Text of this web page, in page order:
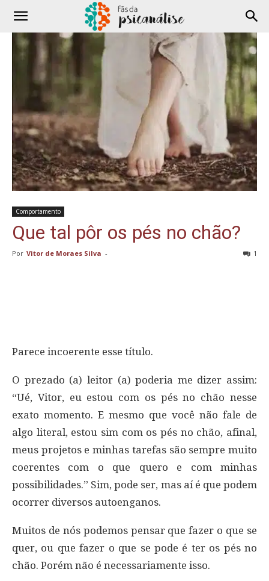
Comportamento
Que tal pôr os pés no chão?
Por Vitor de Moraes Silva - 1
Parece incoerente esse título.
O prezado (a) leitor (a) poderia me dizer assim:
“Ué, Vitor, eu estou com os pés no chão nesse
exato momento. E mesmo que você não fale de
algo literal, estou sim com os pés no chão, afinal,
meus projetos e minhas tarefas são sempre muito
coerentes com o que quero e com minhas
possibilidades.” Sim, pode ser, mas aí é que podem
ocorrer diversos autoenganos.
Muitos de nós podemos pensar que fazer o que se
quer, ou que fazer o que se pode é ter os pés no
chão. Porém não é necessariamente isso.